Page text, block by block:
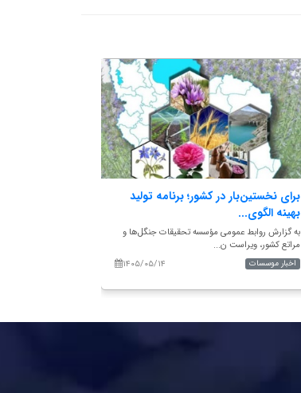
برای نخستین‌بار در کشور؛ برنامه تولید
بهینه الگوی...
به گزارش روابط عمومی مؤسسه تحقیقات جنگل‌ها و
مراتع کشور، ویراست ن...
۱۴۰۵/۰۵/۱۴
اخبار موسسات